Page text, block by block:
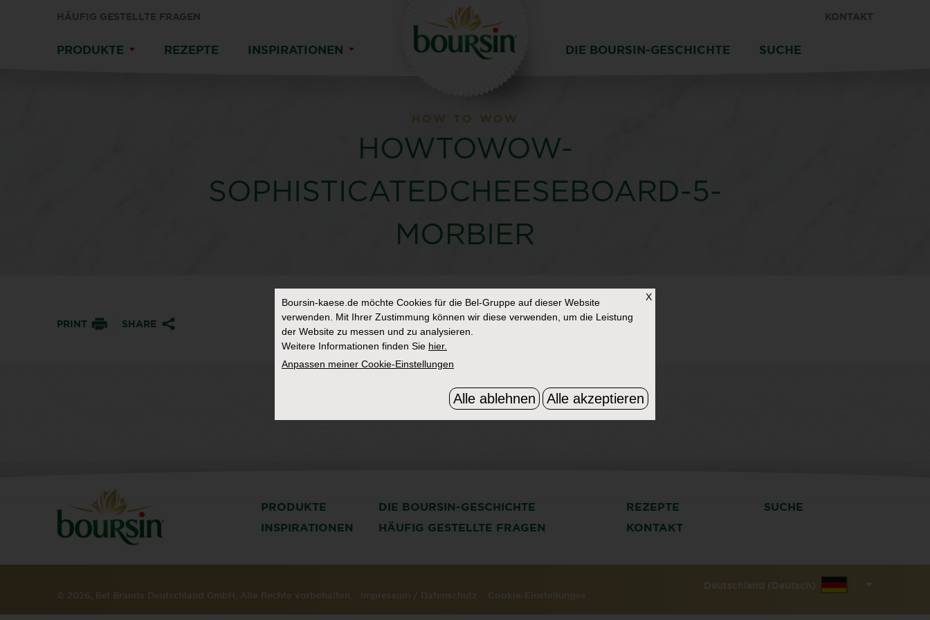
HÄUFIG GESTELLTE FRAGEN KONTAKT
PRODUKTE REZEPTE INSPIRATIONEN DIE BOURSIN-GESCHICHTE SUCHE
HOW TO WOW
HOWTOWOW-
SOPHISTICATEDCHEESEBOARD-5-
MORBIER
PRINT SHARE
PRODUKTE DIE BOURSIN-GESCHICHTE REZEPTE
SUCHE
INSPIRATIONEN
HÄUFIG GESTELLTE FRAGEN KONTAKT
Deutschland (Deutsch)
© 2026, Bel Brands Deutschland GmbH. Alle Rechte vorbehalten. Impressum / Datenschutz Cookie-Einstellunges
X
Boursin-kaese.de möchte Cookies für die Bel-Gruppe auf dieser Website
verwenden. Mit Ihrer Zustimmung können wir diese verwenden, um die Leistung
der Website zu messen und zu analysieren.
Weitere Informationen finden Sie hier.
Anpassen meiner Cookie-Einstellungen
Alle ablehnen Alle akzeptieren